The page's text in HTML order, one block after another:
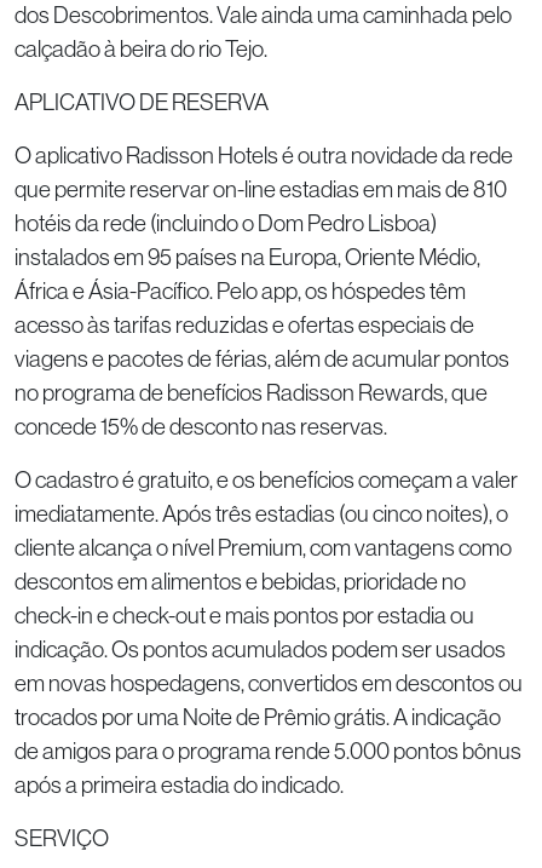
dos Descobrimentos. Vale ainda uma caminhada pelo
calçadão à beira do rio Tejo.
APLICATIVO DE RESERVA
O aplicativo Radisson Hotels é outra novidade da rede
que permite reservar on-line estadias em mais de 810
hotéis da rede (incluindo o Dom Pedro Lisboa)
instalados em 95 países na Europa, Oriente Médio,
África e Ásia-Pacífico. Pelo app, os hóspedes têm
acesso às tarifas reduzidas e ofertas especiais de
viagens e pacotes de férias, além de acumular pontos
no programa de benefícios Radisson Rewards, que
concede 15% de desconto nas reservas.
O cadastro é gratuito, e os benefícios começam a valer
imediatamente. Após três estadias (ou cinco noites), o
cliente alcança o nível Premium, com vantagens como
descontos em alimentos e bebidas, prioridade no
check-in e check-out e mais pontos por estadia ou
indicação. Os pontos acumulados podem ser usados
em novas hospedagens, convertidos em descontos ou
trocados por uma Noite de Prêmio grátis. A indicação
de amigos para o programa rende 5.000 pontos bônus
após a primeira estadia do indicado.
SERVIÇO